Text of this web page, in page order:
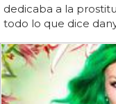
dedicaba a la
todo lo que dice